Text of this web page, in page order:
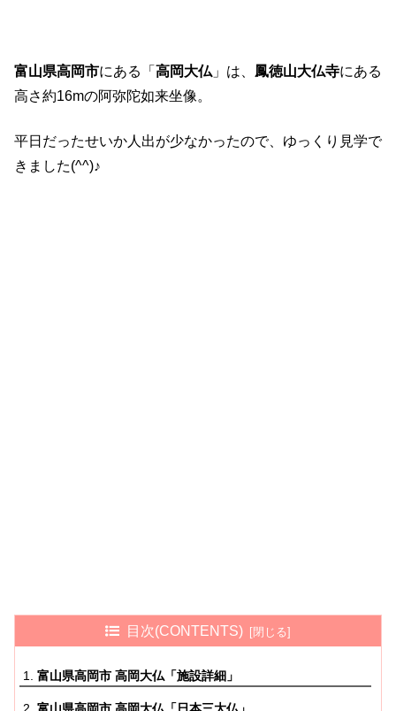
富山県高岡市にある「 高岡大仏」は、 鳳徳山大仏寺にある
高さ約16mの阿弥陀如来坐像。
平日だったせいか人出が少なかったので、ゆっくり見学で
きました(^^)♪
目次(CONTENTS)
富山県高岡市 高岡大仏「施設詳細」